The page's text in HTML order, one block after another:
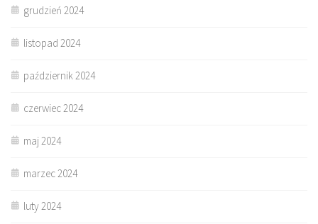
grudzień 2024
listopad 2024
październik 2024
czerwiec 2024
maj 2024
marzec 2024
luty 2024